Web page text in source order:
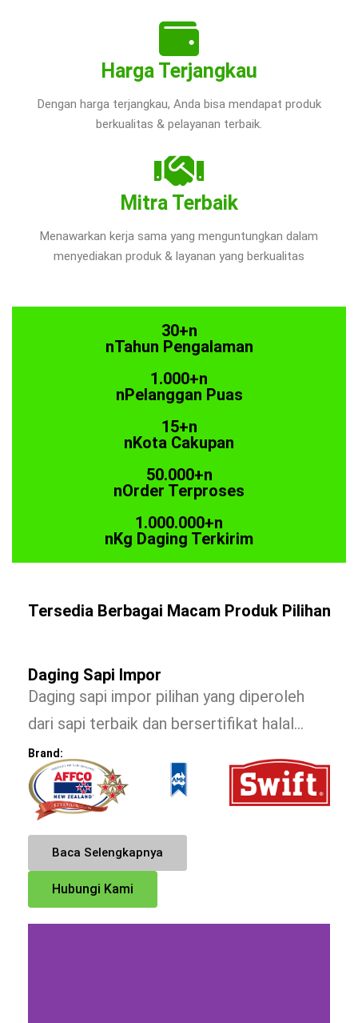
Harga Terjangkau
Dengan harga terjangkau, Anda bisa mendapat produk
berkualitas & pelayanan terbaik.
Mitra Terbaik
Menawarkan kerja sama yang menguntungkan dalam
menyediakan produk & layanan yang berkualitas
30+n
nTahun Pengalaman
1.000+n
nPelanggan Puas
15+n
nKota Cakupan
50.000+n
nOrder Terproses
1.000.000+n
nKg Daging Terkirim
Tersedia Berbagai Macam Produk Pilihan
Daging Sapi Impor
Daging sapi impor pilihan yang diperoleh
dari sapi terbaik dan bersertifikat halal…
Brand:
Baca Selengkapnya
Hubungi Kami